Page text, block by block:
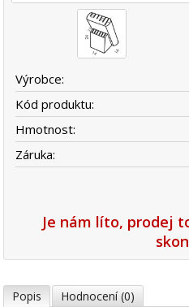
Výrobce:
Kód produktu:
Hmotnost:
Záruka:
Je nám líto, prodej
Popis Hodnocení (0)